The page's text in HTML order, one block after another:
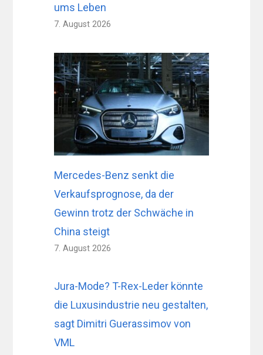
ums Leben
7. August 2026
Mercedes-Benz senkt die
Verkaufsprognose, da der
Gewinn trotz der Schwäche in
China steigt
7. August 2026
Jura-Mode? T-Rex-Leder könnte
die Luxusindustrie neu gestalten,
sagt Dimitri Guerassimov von
VML